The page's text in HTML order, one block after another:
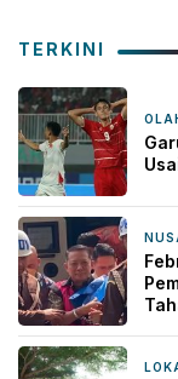
TERKINI